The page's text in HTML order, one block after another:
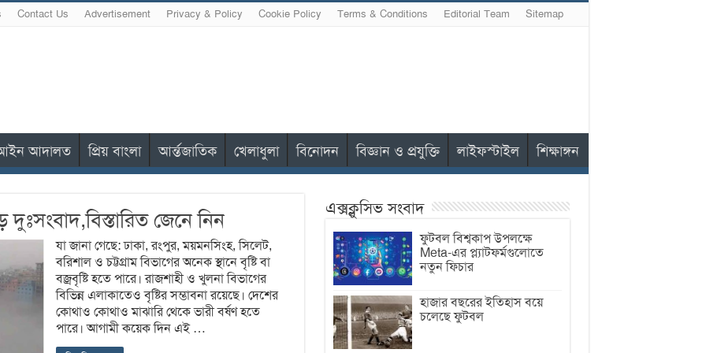
Contact Us Advertisement Privacy & Policy Cookie Policy Terms & Conditions Editorial Team Sitemap
আদালত প্রিয় বাংলা আর্ন্তজাতিক খেলাধুলা বিনোদন বিজ্ঞান ও প্রযুক্তি লাইফস্টাইল শিক্ষাঙ্গন
জেনে নিন
যা জানা গেছে: ঢাকা, রংপুর, ময়মনসিংহ, সিলেট,
বরিশাল ও চট্টগ্রাম বিভাগের অনেক স্থানে বৃষ্টি বা
বজ্রবৃষ্টি হতে পারে। রাজশাহী ও খুলনা বিভাগের
বিভিন্ন এলাকাতেও বৃষ্টির সম্ভাবনা রয়েছে। দেশের
কোথাও কোথাও মাঝারি থেকে ভারী বর্ষণ হতে
পারে। আগামী কয়েক দিন এই …
এক্সক্লুসিভ সংবাদ
ফুটবল বিশ্বকাপ উপলক্ষে
Meta-এর প্ল্যাটফর্মগুলোতে
নতুন ফিচার
হাজার বছরের ইতিহাস বয়ে
চলেছে ফুটবল